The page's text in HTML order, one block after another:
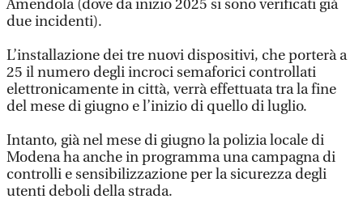
Amendola (dove da inizio 2025 si sono verificati già
due incidenti).
L’installazione dei tre nuovi dispositivi, che porterà a
25 il numero degli incroci semaforici controllati
elettronicamente in città, verrà effettuata tra la fine
del mese di giugno e l’inizio di quello di luglio.
Intanto, già nel mese di giugno la polizia locale di
Modena ha anche in programma una campagna di
controlli e sensibilizzazione per la sicurezza degli
utenti deboli della strada.